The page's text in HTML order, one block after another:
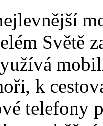
Světě
k
telefony